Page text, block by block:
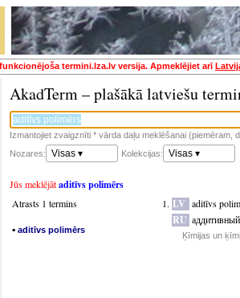
termini.lza.lv versija. Apmeklējiet arī
AkadTerm – plašākā latviešu
Izmantojiet zvaigznīti * vārda daļu meklēšanai (piemēram,
Nozares:
Visas ▾ Kolekcijas: Visas ▾
Jūs meklējātaditīvs polimērs
Atrasts 1 termins
▪ aditīvs polimērs
LV aditīvs
RU
Ķīmijas un